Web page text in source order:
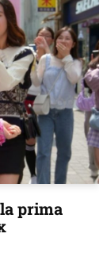
prima